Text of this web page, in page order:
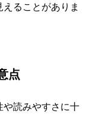
ることがありま
点
や読みやすさに十